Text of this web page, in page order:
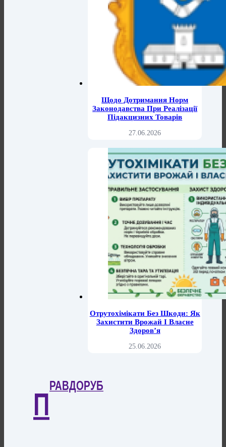
Щодо Дотримання Норм
Законодавства При Реалізації
Підакцизних Товарів
27.06.2026
Отрутохімікати Без Шкоди: Як
Захистити Врожай І Власне
Здоров’я
25.06.2026
П
РАВДОРУБ